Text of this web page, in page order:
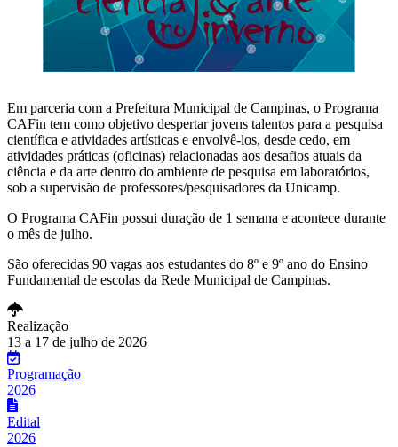
Em parceria com a Prefeitura Municipal de Campinas, o Programa
CAFin tem como objetivo despertar jovens talentos para a pesquisa
científica e atividades artísticas e envolvê-los, desde cedo, em
atividades práticas (oficinas) relacionadas aos desafios atuais da
ciência e da arte dentro do ambiente de pesquisa em laboratórios,
sob a supervisão de professores/pesquisadores da Unicamp.
O Programa CAFin possui duração de 1 semana e acontece durante
o mês de julho.
São oferecidas 90 vagas aos estudantes do 8º e 9º ano do Ensino
Fundamental de escolas da Rede Municipal de Campinas.
Realização
13 a 17 de julho de 2026
Programação
2026
Edital
2026